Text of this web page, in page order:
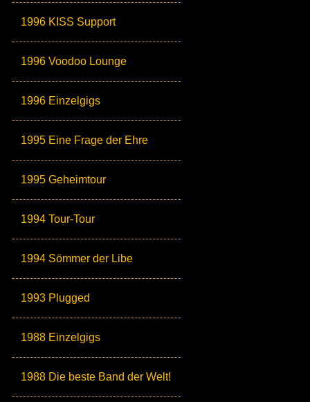
1996 KISS Support
1996 Voodoo Lounge
1996 Einzelgigs
1995 Eine Frage der Ehre
1995 Geheimtour
1994 Tour-Tour
1994 Sömmer der Libe
1993 Plugged
1988 Einzelgigs
1988 Die beste Band der Welt!